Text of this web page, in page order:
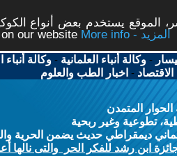
الموقع يستخدم بعض أنواع
our website
More info - المزيد
-وكالة أنباء العلمانية -وكالة أنباء
الاقتصاد - اخبار الطب والعلوم
المتمدن
تطوعية وغير ربحية
ديمقراطي حديث يضمن الحرية
ابن رشد للفكر الحر والتى نالها